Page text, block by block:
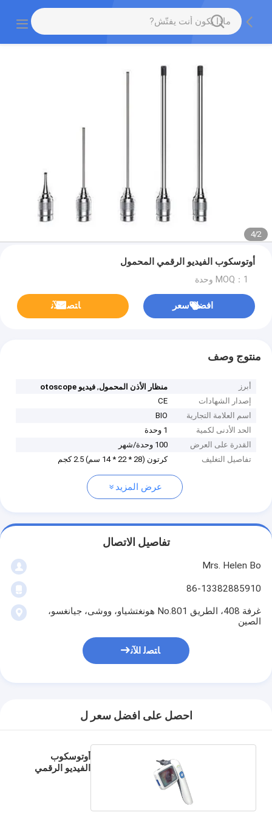
2
/
4
أوتوسكوب الفيديو الرقمي المحمول
MOQ：1 وحدة
افضل سعر ﺎﺘﺼﻟ ﺍﻶﻧ
منتوج وصف
أبرز منظار الأذن المحمول,فيديو otoscope
إصدار الشهادات
CE
اسم العلامة التجارية
BIO
الحد الأدنى لكمية
1 وحدة
القدرة على العرض
100 وحدة/شهر
تفاصيل التغليف
كرتون (28 * 22 * ​​14 سم) 2.5 كجم
عرض المزيد
تفاصيل الاتصال
Mrs. Helen Bo
86-13382885910
غرفة 408، الطريق No.801 هونغتشياو، ووشى، جيانغسو،
الصين
ﺎﺘﺼﻟ ﺍﻶﻧ
احصل على افضل سعر ل
أوتوسكوب
الفيديو الرقمي